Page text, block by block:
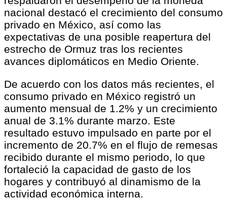
nacional destacó el crecimiento del consumo
privado en México, así como las
expectativas de una posible reapertura del
estrecho de Ormuz tras los recientes
avances diplomáticos en Medio Oriente.
De acuerdo con los datos más recientes, el
consumo privado en México registró un
aumento mensual de 1.2% y un crecimiento
anual de 3.1% durante marzo. Este
resultado estuvo impulsado en parte por el
incremento de 20.7% en el flujo de remesas
recibido durante el mismo periodo, lo que
fortaleció la capacidad de gasto de los
hogares y contribuyó al dinamismo de la
actividad económica interna.